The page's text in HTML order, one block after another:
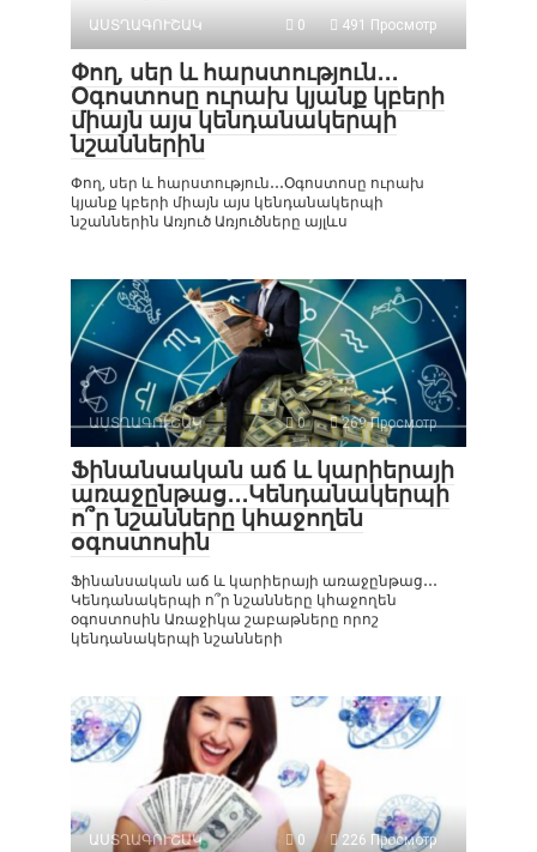
ԱՍՏՂԱԳՈՒՇԱԿ
0 491 Просмотр
Փող, սեր և հարստություն․․․
Օգոստոսը ուրախ կյանք կբերի
միայն այս կենդանակերպի
նշաններին
Փող, սեր և հարստություն․․․Օգոստոսը ուրախ
կյանք կբերի միայն այս կենդանակերպի
նշաններին Առյուծ Առյուծները այլևս
ԱՍՏՂԱԳՈՒՇԱԿ 0 269 Просмотр
Ֆինանսական աճ և կարիերայի
առաջընթաց․․․Կենդանակերպի
ո՞ր նշանները կհաջողեն
օգոստոսին
Ֆինանսական աճ և կարիերայի առաջընթաց․․․
Կենդանակերպի ո՞ր նշանները կհաջողեն
օգոստոսին Առաջիկա շաբաթները որոշ
կենդանակերպի նշանների
ԱՍՏՂԱԳՈՒՇԱԿ 0 226 Просмотр